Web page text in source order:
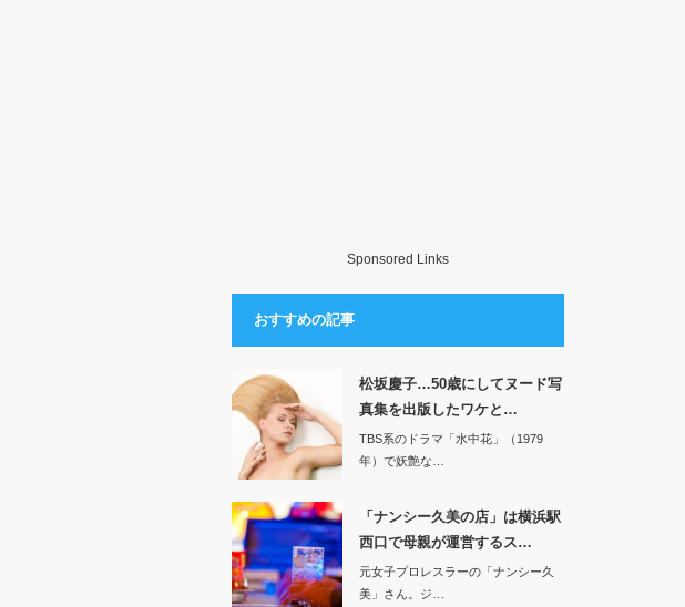
Sponsored Links
おすすめの記事
松坂慶子…50歳にしてヌード写
真集を出版したワケと…
TBS系のドラマ「水中花」（1979
年）で妖艶な…
「ナンシー久美の店」は横浜駅
西口で母親が運営するス…
元女子プロレスラーの「ナンシー久
美」さん。ジ…